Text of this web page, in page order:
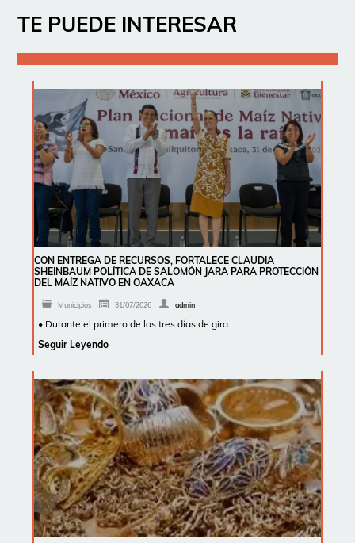
TE PUEDE INTERESAR
CON ENTREGA DE RECURSOS, FORTALECE CLAUDIA
SHEINBAUM POLÍTICA DE SALOMÓN JARA PARA PROTECCIÓN
DEL MAÍZ NATIVO EN OAXACA
Municipios 31/07/2026 admin
• Durante el primero de los tres días de gira …
Seguir Leyendo